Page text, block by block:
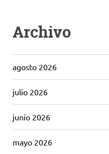
Archivo
agosto 2026
julio 2026
junio 2026
mayo 2026